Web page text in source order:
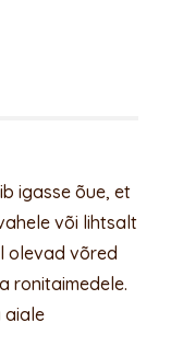
igasse õue, et
või lihtsalt
olevad võred
ronitaimedele.
aiale